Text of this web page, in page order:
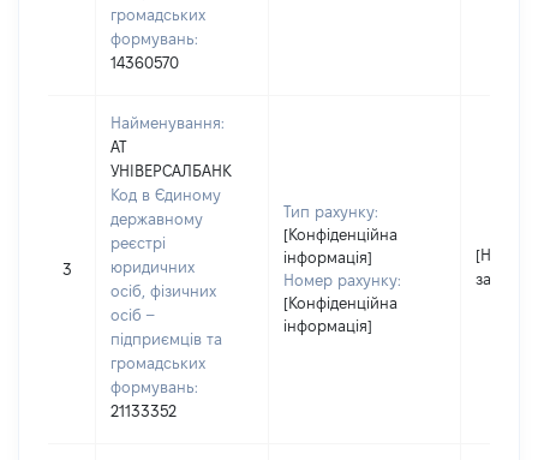
громадських
формувань:
14360570
3
Найменування:
АТ
УНІВЕРСАЛБАНК
Код в Єдиному
державному
реєстрі
юридичних
осіб, фізичних
осіб –
підприємців та
громадських
формувань:
21133352
Тип рахунку:
[Конфіденційна
інформація]
Номер рахунку:
[Конфіденційна
інформація]
[Не